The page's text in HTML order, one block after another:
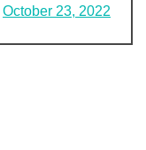
October 23, 2022